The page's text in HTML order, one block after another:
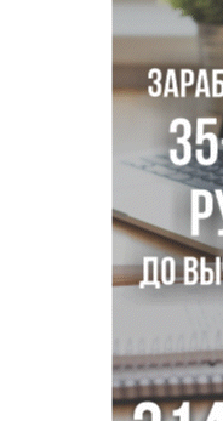
Знаменитый
новосибирском
Новосибирские
с донорским клапаном